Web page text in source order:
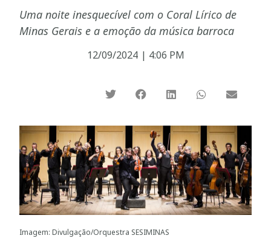
Uma noite inesquecível com o Coral Lírico de
Minas Gerais e a emoção da música barroca
12/09/2024 | 4:06 PM
Imagem: Divulgação/Orquestra SESIMINAS